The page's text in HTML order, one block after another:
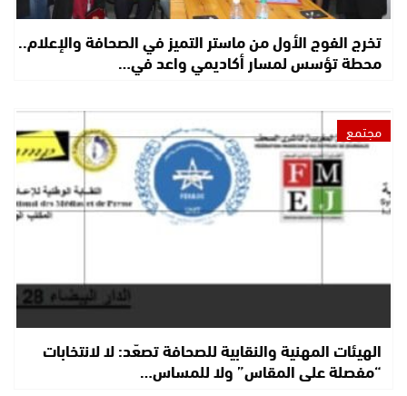
تخرج الفوج الأول من ماستر التميز في الصحافة والإعلام..
محطة تؤسس لمسار أكاديمي واعد في…
مجتمع
الهيئات المهنية والنقابية للصحافة تصعّد: لا لانتخابات
“مفصلة على المقاس” ولا للمساس…